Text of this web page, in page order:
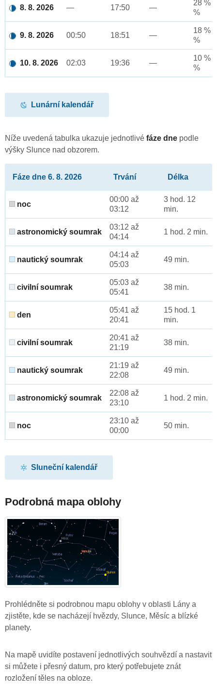
8. 8. 2026 — 17:50 —
28 %
%
9. 8. 2026 00:50 18:51 —
18 %
%
10. 8. 2026 02:03 19:36 —
10 %
%
Lunární kalendář
Níže uvedená tabulka ukazuje jednotlivé fáze dne podle
výšky Slunce nad obzorem.
Fáze dne 6. 8. 2026 Trvání Délka
noc
00:00 až
03:12
3 hod. 12
min.
astronomický soumrak
03:12 až
04:14
1 hod. 2 min.
nautický soumrak
04:14 až
05:03
49 min.
civilní soumrak
05:03 až
05:41
38 min.
den
05:41 až
20:41
15 hod. 1
min.
civilní soumrak
20:41 až
21:19
38 min.
nautický soumrak
21:19 až
22:08
49 min.
astronomický soumrak
22:08 až
23:10
1 hod. 2 min.
noc
23:10 až
00:00
50 min.
Sluneční kalendář
Podrobná mapa oblohy
Prohlédněte si podrobnou mapu oblohy v oblasti Lány a
zjistěte, kde se nacházejí hvězdy, Slunce, Měsíc a blízké
planety.
Na mapě uvidíte postavení jednotlivých souhvězdí a nastavit
si můžete i přesný datum, pro který potřebujete znát
rozložení těles na obloze.